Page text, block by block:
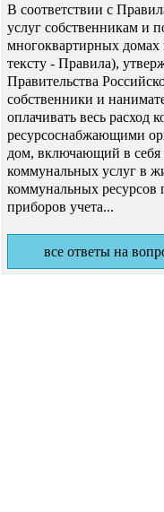
В соответствии с
услуг собственникам и
многоквартирных
тексту - Правила),
Правительства
собственники и
оплачивать весь расход
ресурсоснабжающими
дом, включающий в себя
коммунальных услуг в
коммунальных
приборов учета...
все ответы на